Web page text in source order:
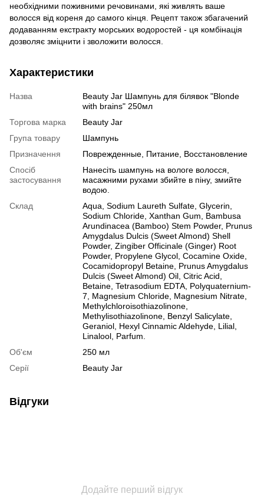
необхідними поживними речовинами, які живлять ваше
волосся від кореня до самого кінця. Рецепт також збагачений
додаванням екстракту морських водоростей - ця комбінація
дозволяє зміцнити і зволожити волосся.
Характеристики
Назва
Beauty Jar Шампунь для білявок "Blonde
with brains" 250мл
Торгова марка
Beauty Jar
Група товару
Шампунь
Призначення
Поврежденные, Питание, Восстановление
Спосіб
застосування
Нанесіть шампунь на вологе волосся,
масажними рухами збийте в піну, змийте
водою.
Склад
Aqua, Sodium Laureth Sulfate, Glycerin,
Sodium Chloride, Xanthan Gum, Bambusa
Arundinacea (Bamboo) Stem Powder, Prunus
Amygdalus Dulcis (Sweet Almond) Shell
Powder, Zingiber Officinale (Ginger) Root
Powder, Propylene Glycol, Cocamine Oxide,
Cocamidopropyl Betaine, Prunus Amygdalus
Dulcis (Sweet Almond) Oil, Citric Acid,
Betaine, Tetrasodium EDTA, Polyquaternium-
7, Magnesium Chloride, Magnesium Nitrate,
Methylchloroisothiazolinone,
Methylisothiazolinone, Benzyl Salicylate,
Geraniol, Hexyl Cinnamic Aldehyde, Lilial,
Linalool, Parfum.
Об'єм
250 мл
Серії
Beauty Jar
Відгуки
Додайте перший відгук